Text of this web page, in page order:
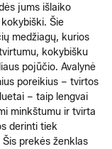
jums išlaiko
Šie
medžiagų, kurios
kokybišku
pojūčio. Avalynė
poreikius – tvirtos
– taip lengvai
minkštumu ir tvirta
derinti tiek
prekės ženklas